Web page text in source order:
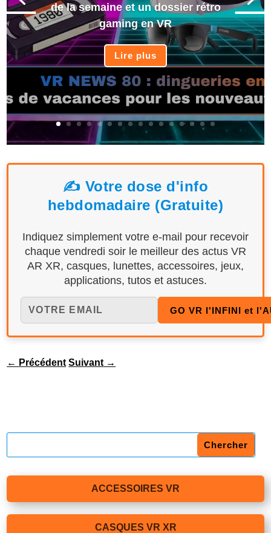
de la semaine et un dossier rétro
gaming en VR
Lire plus
✍️ Votre dose d'info
hebdomadaire (Gratuite)
Indiquez simplement votre e-mail pour recevoir
chaque vendredi soir le meilleur des actus VR
AR XR, casques, lunettes, accessoires, jeux,
applications, tutos et astuces.
← Précédent Suivant →
ACCESSOIRES VR
CASQUES VR XR